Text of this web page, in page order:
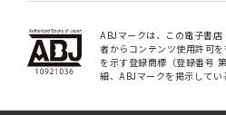
ABJマークは、この電子書
者からコンテンツ使用許可
を示す登録商標（登録番号
細、ABJマークを掲示してい